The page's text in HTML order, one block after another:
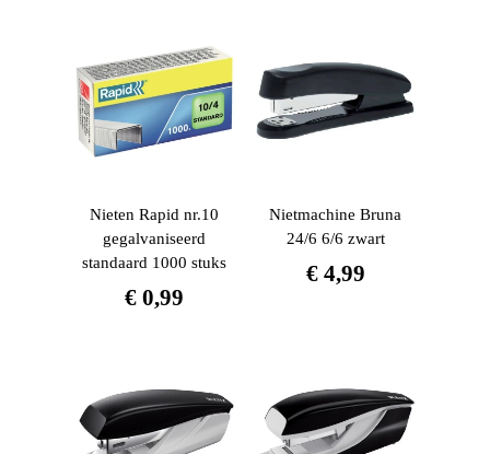
Nieten Rapid nr.10
gegalvaniseerd
standaard 1000 stuks
€ 0,99
Nietmachine Bruna
24/6 6/6 zwart
€4,99